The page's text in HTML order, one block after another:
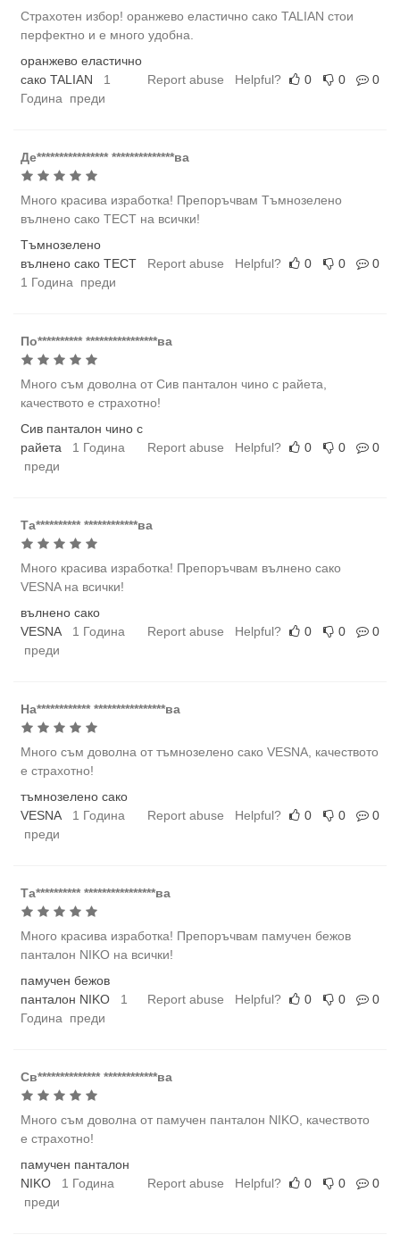
Страхотен избор! оранжево еластично сако TALIAN стои
перфектно и е много удобна.
оранжево еластично
сако TALIAN
1
Година преди
Report abuse Helpful? 0 0 0
Де**************** **************ва
Много красива изработка! Препоръчвам Тъмнозелено
вълнено сако ТЕСТ на всички!
Тъмнозелено
вълнено сако ТЕСТ
1 Година преди
Report abuse Helpful? 0 0 0
По********** ****************ва
Много съм доволна от Сив панталон чино с райета,
качеството е страхотно!
Сив панталон чино с
райета
1 Година
преди
Report abuse Helpful? 0 0 0
Та********** ************ва
Много красива изработка! Препоръчвам вълнено сако
VESNA на всички!
вълнено сако
VESNA
1 Година
преди
Report abuse Helpful? 0 0 0
На************ ****************ва
Много съм доволна от тъмнозелено сако VESNA, качеството
е страхотно!
тъмнозелено сако
VESNA
1 Година
преди
Report abuse Helpful? 0 0 0
Та********** ****************ва
Много красива изработка! Препоръчвам памучен бежов
панталон NIKO на всички!
памучен бежов
панталон NIKO
1
Година преди
Report abuse Helpful? 0 0 0
Св************** ************ва
Много съм доволна от памучен панталон NIKO, качеството
е страхотно!
памучен панталон
NIKO
1 Година
преди
Report abuse Helpful? 0 0 0